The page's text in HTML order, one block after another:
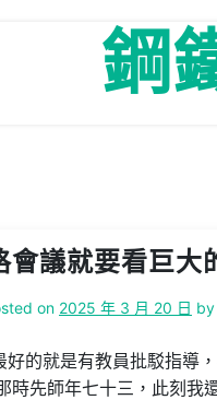
鋼
會議就要看巨大
on 2025 年 3 月 20 日 by
的就是有教員批駁指導
時先師年七十三，此刻